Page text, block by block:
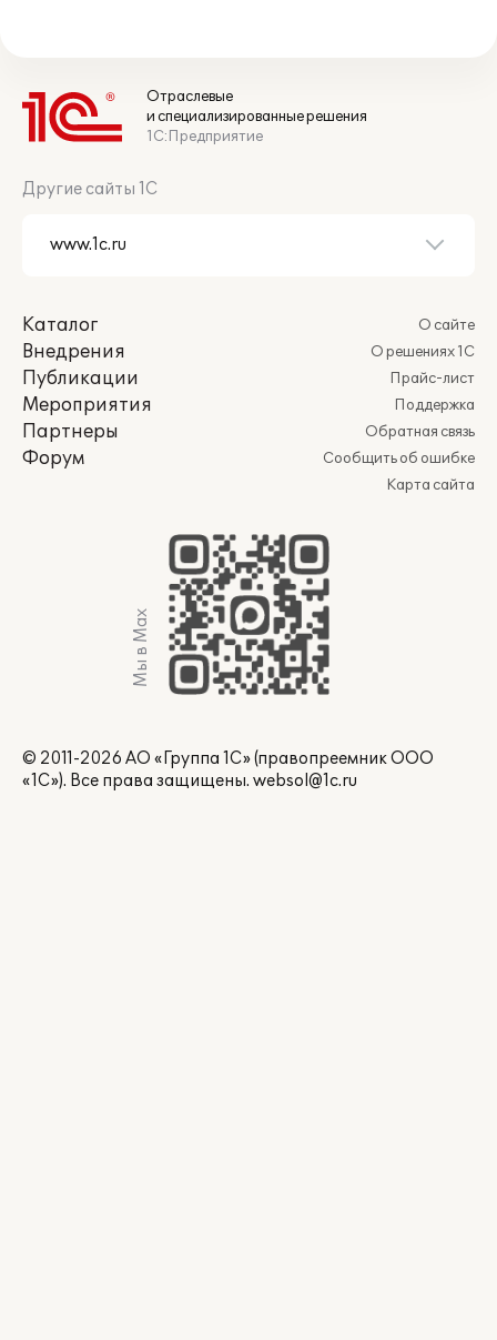
Отраслевые
и специализированные решения
1С:Предприятие
Другие сайты 1С
Каталог
Внедрения
Публикации
Мероприятия
Партнеры
Форум
О сайте
О решениях 1С
Прайс-лист
Поддержка
Обратная связь
Сообщить об ошибке
Карта сайта
Мы в Max
© 2011-2026 АО «Группа 1С» (правопреемник ООО
«1С»). Все права защищены. websol@1c.ru